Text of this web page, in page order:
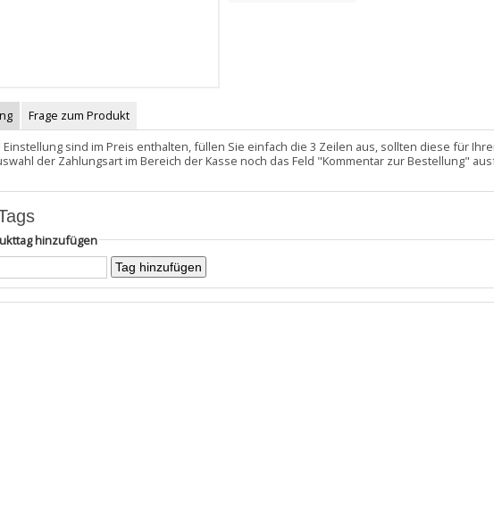
Frage zum Produkt
Einstellung sind im Preis enthalten, füllen Sie einfach die 3 Zeilen aus, sollten diese für
der Zahlungsart im Bereich der Kasse noch das Feld "Kommentar zur Bestellung"
hinzufügen